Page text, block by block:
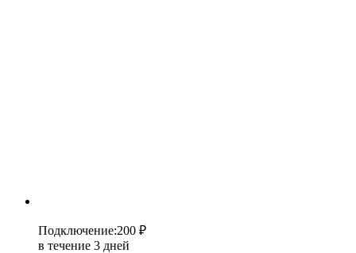
Подключение:200 ₽
в течение 3 дней